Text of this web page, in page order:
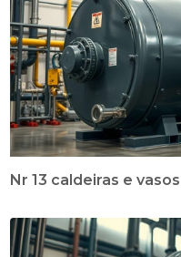
Nr 13 caldeiras e